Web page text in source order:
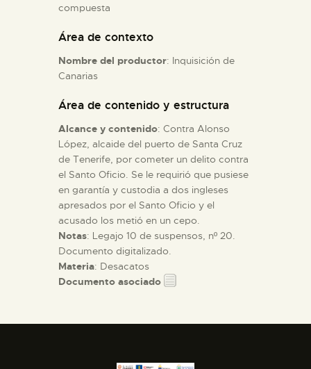
COLECCIONES
compuesta
Área de contexto
Nombre del productor: Inquisición de
Canarias
Área de contenido y estructura
Alcance y contenido: Contra Alonso
López, alcaide del puerto de Santa Cruz
de Tenerife, por cometer un delito contra
el Santo Oficio. Se le requirió que pusiese
en garantía y custodia a dos ingleses
apresados por el Santo Oficio y el
acusado los metió en un cepo.
Notas: Legajo 10 de suspensos, nº 20.
Documento digitalizado.
Materia: Desacatos
Documento asociado